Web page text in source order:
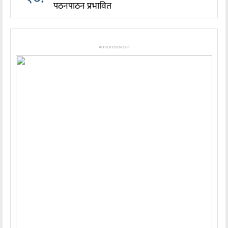
पठनपाठन प्रभावित
ADVERTISEMENT